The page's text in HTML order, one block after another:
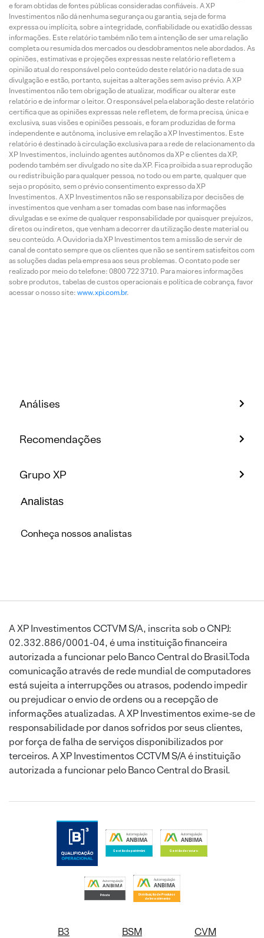
e foram obtidas de fontes públicas consideradas confiáveis. A XP
Investimentos não dá nenhuma segurança ou garantia, seja de forma
expressa ou implícita, sobre a integridade, confiabilidade ou exatidão dessas
informações. Este relatório também não tem a intenção de ser uma relação
completa ou resumida dos mercados ou desdobramentos nele abordados. As
opiniões, estimativas e projeções expressas neste relatório refletem a
opinião atual do responsável pelo conteúdo deste relatório na data de sua
divulgação e estão, portanto, sujeitas a alterações sem aviso prévio. A XP
Investimentos não tem obrigação de atualizar, modificar ou alterar este
relatório e de informar o leitor. O responsável pela elaboração deste relatório
certifica que as opiniões expressas nele refletem, de forma precisa, única e
exclusiva, suas visões e opiniões pessoais, e foram produzidas de forma
independente e autônoma, inclusive em relação a XP Investimentos. Este
relatório é destinado à circulação exclusiva para a rede de relacionamento da
XP Investimentos, incluindo agentes autônomos da XP e clientes da XP,
podendo também ser divulgado no site da XP. Fica proibida a sua reprodução
ou redistribuição para qualquer pessoa, no todo ou em parte, qualquer que
seja o propósito, sem o prévio consentimento expresso da XP
Investimentos. A XP Investimentos não se responsabiliza por decisões de
investimentos que venham a ser tomadas com base nas informações
divulgadas e se exime de qualquer responsabilidade por quaisquer prejuízos,
diretos ou indiretos, que venham a decorrer da utilização deste material ou
seu conteúdo. A Ouvidoria da XP Investimentos tem a missão de servir de
canal de contato sempre que os clientes que não se sentirem satisfeitos com
as soluções dadas pela empresa aos seus problemas. O contato pode ser
realizado por meio do telefone: 0800 722 3710. Para maiores informações
sobre produtos, tabelas de custos operacionais e política de cobrança, favor
acessar o nosso site: www.xpi.com.br.
Análises
Recomendações
Grupo XP
Analistas
Conheça nossos analistas
A XP Investimentos CCTVM S/A, inscrita sob o CNPJ:
02.332.886/0001-04, é uma instituição financeira
autorizada a funcionar pelo Banco Central do Brasil.Toda
comunicação através de rede mundial de computadores
está sujeita a interrupções ou atrasos, podendo impedir
ou prejudicar o envio de ordens ou a recepção de
informações atualizadas. A XP Investimentos exime-se de
responsabilidade por danos sofridos por seus clientes,
por força de falha de serviços disponibilizados por
terceiros. A XP Investimentos CCTVM S/A é instituição
autorizada a funcionar pelo Banco Central do Brasil.
B3 BSM CVM